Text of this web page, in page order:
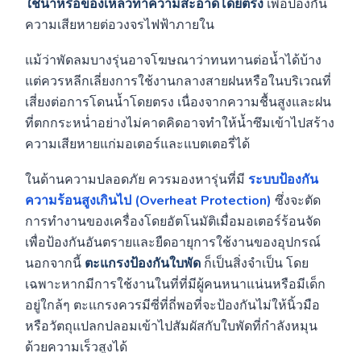
ใช้น้ำหรือของเหลวทำความสะอาดโดยตรง เพื่อป้องกัน
ความเสียหายต่อวงจรไฟฟ้าภายใน
แม้ว่าพัดลมบางรุ่นอาจโฆษณาว่าทนทานต่อน้ำได้บ้าง
แต่ควรหลีกเลี่ยงการใช้งานกลางสายฝนหรือในบริเวณที่
เสี่ยงต่อการโดนน้ำโดยตรง เนื่องจากความชื้นสูงและฝน
ที่ตกกระหน่ำอย่างไม่คาดคิดอาจทำให้น้ำซึมเข้าไปสร้าง
ความเสียหายแก่มอเตอร์และแบตเตอรี่ได้
ในด้านความปลอดภัย ควรมองหารุ่นที่มี ระบบป้องกัน
ความร้อนสูงเกินไป (Overheat Protection) ซึ่งจะตัด
การทำงานของเครื่องโดยอัตโนมัติเมื่อมอเตอร์ร้อนจัด
เพื่อป้องกันอันตรายและยืดอายุการใช้งานของอุปกรณ์
นอกจากนี้ ตะแกรงป้องกันใบพัด ก็เป็นสิ่งจำเป็น โดย
เฉพาะหากมีการใช้งานในที่ที่มีผู้คนหนาแน่นหรือมีเด็ก
อยู่ใกล้ๆ ตะแกรงควรมีซี่ที่ถี่พอที่จะป้องกันไม่ให้นิ้วมือ
หรือวัตถุแปลกปลอมเข้าไปสัมผัสกับใบพัดที่กำลังหมุน
ด้วยความเร็วสูงได้